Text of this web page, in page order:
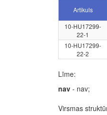
Artikuls
10-HU17299-
22-1
10-HU17299-
22-2
Līme:
nav- nav;
Virsmas